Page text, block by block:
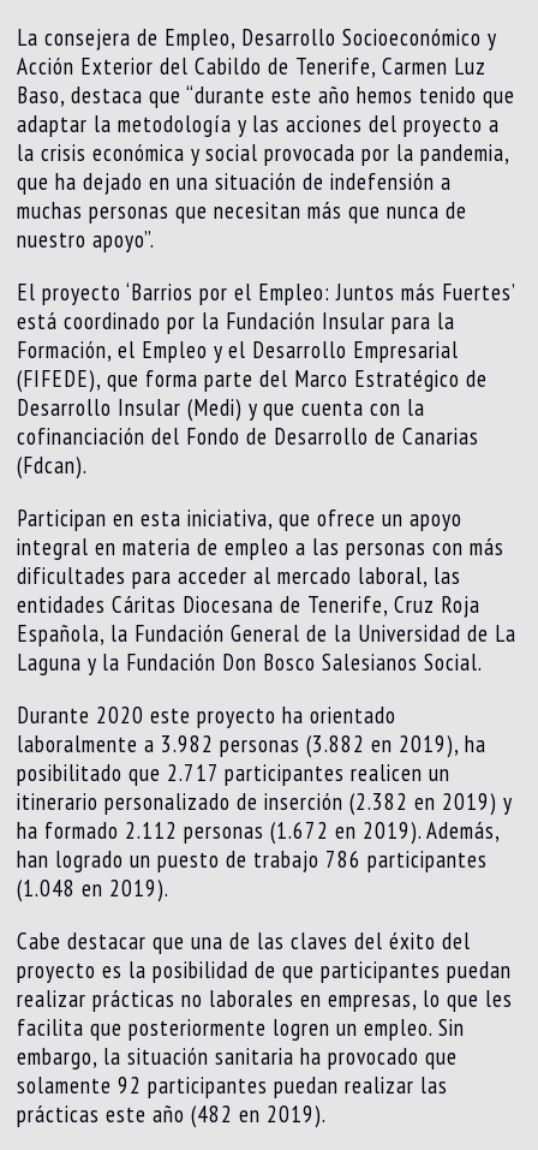
La consejera de Empleo, Desarrollo Socioeconómico y
Acción Exterior del Cabildo de Tenerife, Carmen Luz
Baso, destaca que “durante este año hemos tenido que
adaptar la metodología y las acciones del proyecto a
la crisis económica y social provocada por la pandemia,
que ha dejado en una situación de indefensión a
muchas personas que necesitan más que nunca de
nuestro apoyo”.
El proyecto ‘Barrios por el Empleo: Juntos más Fuertes’
está coordinado por la Fundación Insular para la
Formación, el Empleo y el Desarrollo Empresarial
(FIFEDE), que forma parte del Marco Estratégico de
Desarrollo Insular (Medi) y que cuenta con la
cofinanciación del Fondo de Desarrollo de Canarias
(Fdcan).
Participan en esta iniciativa, que ofrece un apoyo
integral en materia de empleo a las personas con más
dificultades para acceder al mercado laboral, las
entidades Cáritas Diocesana de Tenerife, Cruz Roja
Española, la Fundación General de la Universidad de La
Laguna y la Fundación Don Bosco Salesianos Social.
Durante 2020 este proyecto ha orientado
laboralmente a 3.982 personas (3.882 en 2019), ha
posibilitado que 2.717 participantes realicen un
itinerario personalizado de inserción (2.382 en 2019) y
ha formado 2.112 personas (1.672 en 2019). Además,
han logrado un puesto de trabajo 786 participantes
(1.048 en 2019).
Cabe destacar que una de las claves del éxito del
proyecto es la posibilidad de que participantes puedan
realizar prácticas no laborales en empresas, lo que les
facilita que posteriormente logren un empleo. Sin
embargo, la situación sanitaria ha provocado que
solamente 92 participantes puedan realizar las
prácticas este año (482 en 2019).